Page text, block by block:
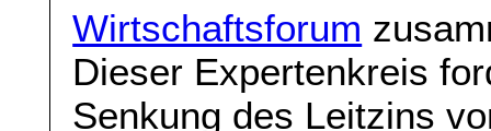
Wirtschaftsforum
Dieser Expertenkreis
Senkung des Leitzins